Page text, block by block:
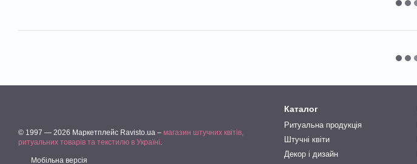
© 1997 — 2026 Маркетплейс Ravisto.ua – магазин штучних квітів,
ритуальних товарів та текстилю в Україні.
Мобільна версія
Каталог
Ритуальна продукція
Штучні квіти
Декор і дизайн